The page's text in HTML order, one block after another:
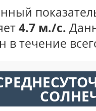
4.7 м./с.
в течение